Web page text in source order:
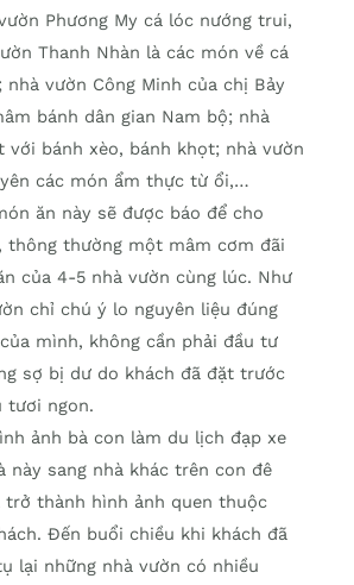
Phương My cá lóc nướng trui,
Thanh Nhàn là các món về cá
vườn Công Minh của chị Bảy
bánh dân gian Nam bộ; nhà
với bánh xèo, bánh khọt; nhà vườn
các món ẩm thực từ ổi,…
ăn này sẽ được báo để cho
thông thường một mâm cơm đãi
của 4-5 nhà vườn cùng lúc. Như
chỉ chú ý lo nguyên liệu đúng
mình, không cần phải đầu tư
sợ bị dư do khách đã đặt trước
tươi ngon.
ảnh bà con làm du lịch đạp xe
này sang nhà khác trên con đê
trở thành hình ảnh quen thuộc
Đến buổi chiều khi khách đã
lại những nhà vườn có nhiều